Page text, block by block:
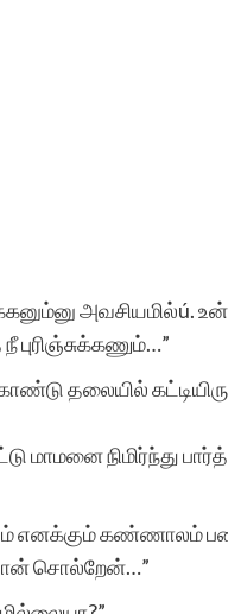
அவசியமில்ú.
தலையில்
மாமனை நிமிர்ந்து
எனக்கும் கண்ணாலம்
சொல்றேன்…”